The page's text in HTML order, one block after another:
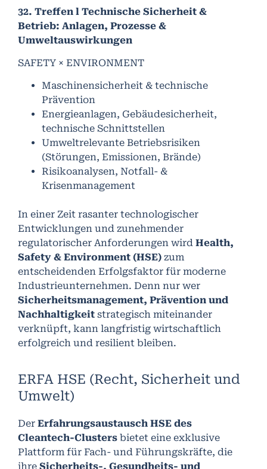
32. Treffen l Technische Sicherheit &
Betrieb: Anlagen, Prozesse &
Umweltauswirkungen
SAFETY × ENVIRONMENT
Maschinensicherheit & technische
Prävention
Energieanlagen, Gebäudesicherheit,
technische Schnittstellen
Umweltrelevante Betriebsrisiken
(Störungen, Emissionen, Brände)
Risikoanalysen, Notfall- &
Krisenmanagement
In einer Zeit rasanter technologischer
Entwicklungen und zunehmender
regulatorischer Anforderungen wird Health,
Safety & Environment (HSE) zum
entscheidenden Erfolgsfaktor für moderne
Industrieunternehmen. Denn nur wer
Sicherheitsmanagement, Prävention und
Nachhaltigkeit strategisch miteinander
verknüpft, kann langfristig wirtschaftlich
erfolgreich und resilient bleiben.
ERFA HSE (Recht, Sicherheit und
Umwelt)
Der Erfahrungsaustausch HSE des
Cleantech-Clusters bietet eine exklusive
Plattform für Fach- und Führungskräfte, die
ihre Sicherheits-, Gesundheits- und